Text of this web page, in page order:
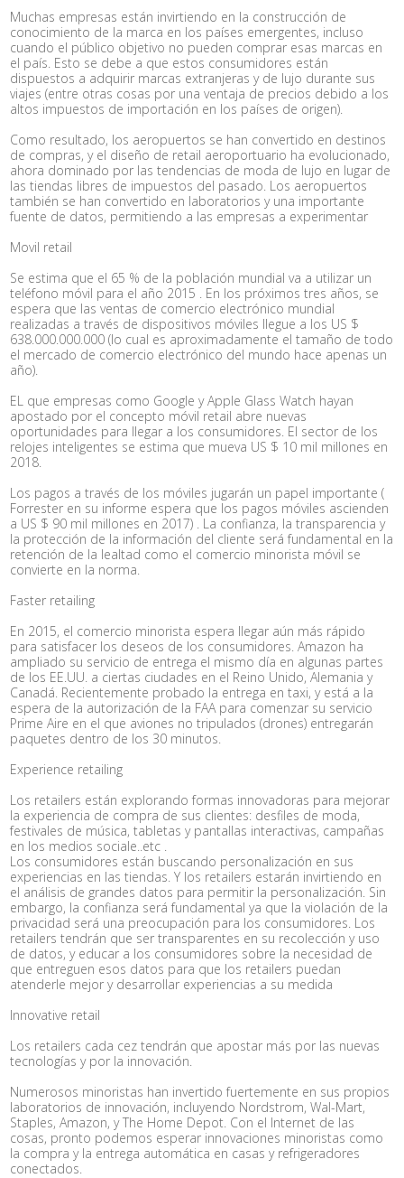
Muchas empresas están invirtiendo en la construcción de
conocimiento de la marca en los países emergentes, incluso
cuando el público objetivo no pueden comprar esas marcas en
el país. Esto se debe a que estos consumidores están
dispuestos a adquirir marcas extranjeras y de lujo durante sus
viajes (entre otras cosas por una ventaja de precios debido a los
altos impuestos de importación en los países de origen).
Como resultado, los aeropuertos se han convertido en destinos
de compras, y el diseño de retail aeroportuario ha evolucionado,
ahora dominado por las tendencias de moda de lujo en lugar de
las tiendas libres de impuestos del pasado. Los aeropuertos
también se han convertido en laboratorios y una importante
fuente de datos, permitiendo a las empresas a experimentar
Movil retail
Se estima que el 65 % de la población mundial va a utilizar un
teléfono móvil para el año 2015 . En los próximos tres años, se
espera que las ventas de comercio electrónico mundial
realizadas a través de dispositivos móviles llegue a los US $
638.000.000.000 (lo cual es aproximadamente el tamaño de todo
el mercado de comercio electrónico del mundo hace apenas un
año).
EL que empresas como Google y Apple Glass Watch hayan
apostado por el concepto móvil retail abre nuevas
oportunidades para llegar a los consumidores. El sector de los
relojes inteligentes se estima que mueva US $ 10 mil millones en
2018.
Los pagos a través de los móviles jugarán un papel importante (
Forrester en su informe espera que los pagos móviles ascienden
a US $ 90 mil millones en 2017) . La confianza, la transparencia y
la protección de la información del cliente será fundamental en la
retención de la lealtad como el comercio minorista móvil se
convierte en la norma.
Faster retailing
En 2015, el comercio minorista espera llegar aún más rápido
para satisfacer los deseos de los consumidores. Amazon ha
ampliado su servicio de entrega el mismo día en algunas partes
de los EE.UU. a ciertas ciudades en el Reino Unido, Alemania y
Canadá. Recientemente probado la entrega en taxi, y está a la
espera de la autorización de la FAA para comenzar su servicio
Prime Aire en el que aviones no tripulados (drones) entregarán
paquetes dentro de los 30 minutos.
Experience retailing
Los retailers están explorando formas innovadoras para mejorar
la experiencia de compra de sus clientes: desfiles de moda,
festivales de música, tabletas y pantallas interactivas, campañas
en los medios sociale..etc .
Los consumidores están buscando personalización en sus
experiencias en las tiendas. Y los retailers estarán invirtiendo en
el análisis de grandes datos para permitir la personalización. Sin
embargo, la confianza será fundamental ya que la violación de la
privacidad será una preocupación para los consumidores. Los
retailers tendrán que ser transparentes en su recolección y uso
de datos, y educar a los consumidores sobre la necesidad de
que entreguen esos datos para que los retailers puedan
atenderle mejor y desarrollar experiencias a su medida
Innovative retail
Los retailers cada cez tendrán que apostar más por las nuevas
tecnologías y por la innovación.
Numerosos minoristas han invertido fuertemente en sus propios
laboratorios de innovación, incluyendo Nordstrom, Wal-Mart,
Staples, Amazon, y The Home Depot. Con el Internet de las
cosas, pronto podemos esperar innovaciones minoristas como
la compra y la entrega automática en casas y refrigeradores
conectados.